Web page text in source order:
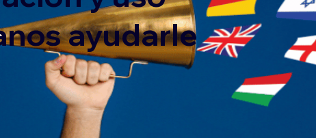
ayudarle